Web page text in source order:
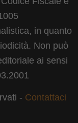
in quanto
Non può
ai sensi
- Contattaci